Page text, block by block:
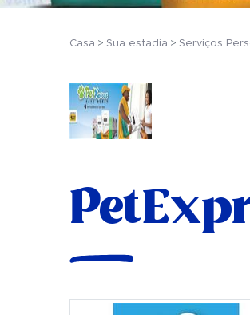
Casa Sua estadia Serviços